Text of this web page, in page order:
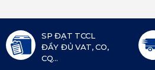
SP ĐẠT TCCL
ĐẦY ĐỦ VAT, CO,
CQ...